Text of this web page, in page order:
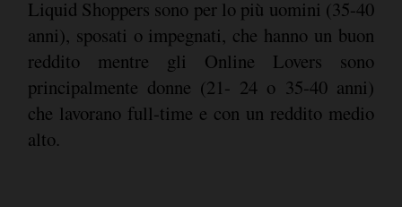
Liquid Shoppers sono per lo più uomini (35-40
anni), sposati o impegnati, che hanno un buon
reddito mentre gli Online Lovers sono
principalmente donne (21- 24 o 35-40 anni)
che lavorano full-time e con un reddito medio
alto.